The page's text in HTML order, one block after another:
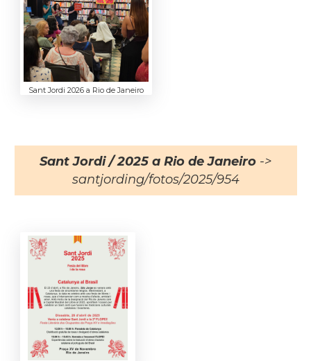
Sant Jordi 2026 a Rio de Janeiro
Sant Jordi / 2025 a Rio de Janeiro ->
santjording/fotos/2025/954